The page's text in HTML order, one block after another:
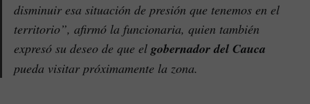
disminuir esa situación de presión que tenemos en el
territorio”, afirmó la funcionaria, quien también
expresó su deseo de que el gobernador del Cauca
pueda visitar próximamente la zona.